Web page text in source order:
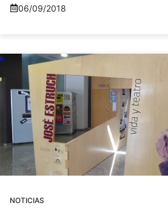
06/09/2018
NOTICIAS